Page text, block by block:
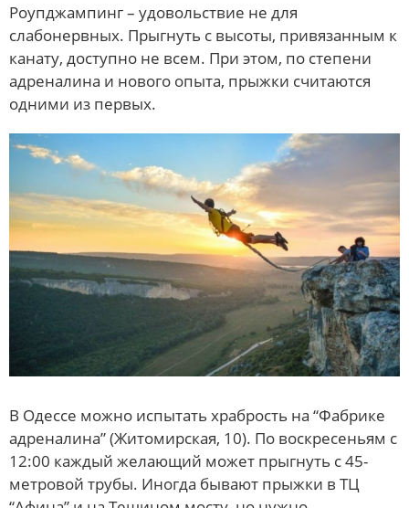
Роупджампинг – удовольствие не для
слабонервных. Прыгнуть с высоты, привязанным к
канату, доступно не всем. При этом, по степени
адреналина и нового опыта, прыжки считаются
одними из первых.
В Одессе можно испытать храбрость на “Фабрике
адреналина” (Житомирская, 10). По воскресеньям с
12:00 каждый желающий может прыгнуть с 45-
метровой трубы. Иногда бывают прыжки в ТЦ